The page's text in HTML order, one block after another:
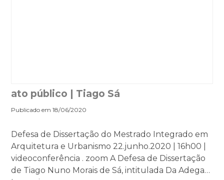
ato público | Tiago Sá
Publicado em 18/06/2020
Defesa de Dissertação do Mestrado Integrado em
Arquitetura e Urbanismo 22.junho.2020 | 16h00 |
videoconferência . zoom A Defesa de Dissertação
de Tiago Nuno Morais de Sá, intitulada Da Adega…